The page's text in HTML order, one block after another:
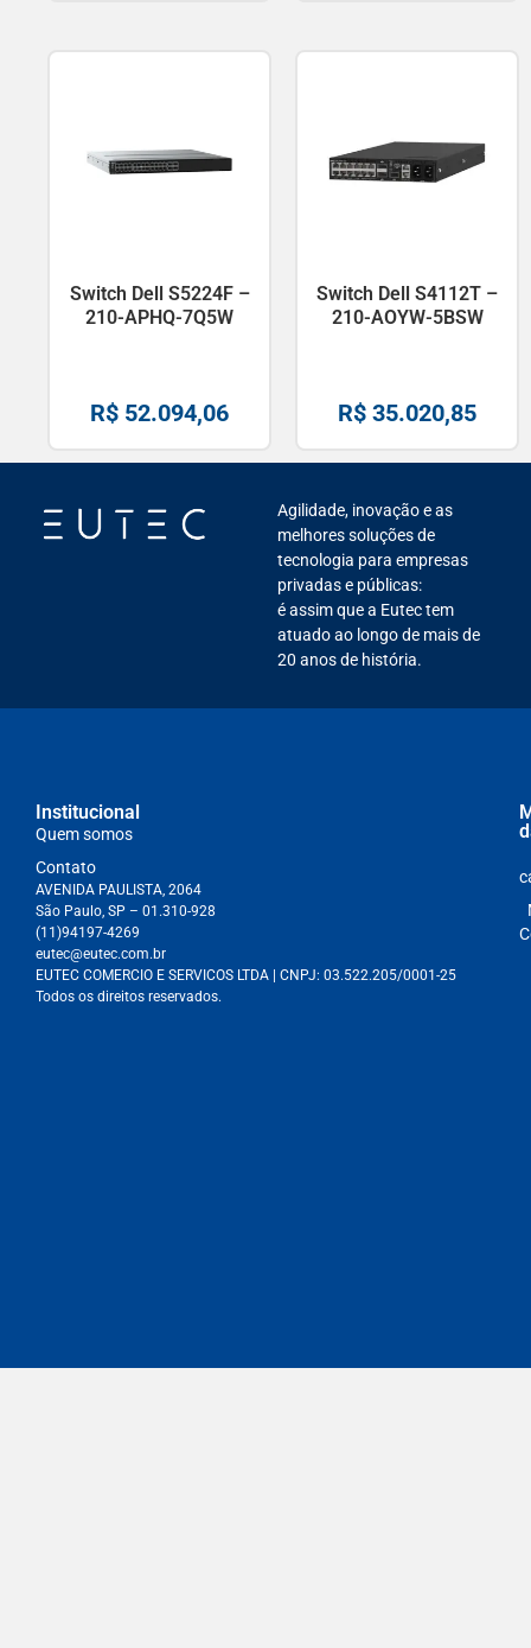
Switch Dell S5224F –
210-APHQ-7Q5W
R$ 52.094,06
Switch Dell S4112T –
210-AOYW-5BSW
R$ 35.020,85
Agilidade, inovação e as
melhores soluções de
tecnologia para empresas
privadas e públicas:
é assim que a Eutec tem
atuado ao longo de mais de
20 anos de história.
Institucional
Quem somos
Contato
AVENIDA PAULISTA, 2064
São Paulo, SP – 01.310-928
(11)94197-4269
eutec@eutec.com.br
EUTEC COMERCIO E SERVICOS LTDA | CNPJ: 03.522.205/0001-25
Todos os direitos reservados.